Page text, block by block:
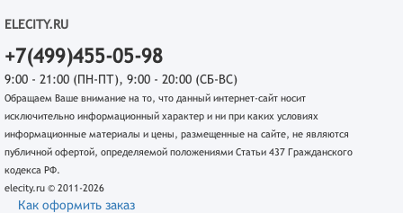
ELECITY.RU
+7(499)455-05-98
9:00 - 21:00 (ПН-ПТ), 9:00 - 20:00 (СБ-ВС)
Обращаем Ваше внимание на то, что данный интернет-сайт носит
исключительно информационный характер и ни при каких условиях
информационные материалы и цены, размещенные на сайте, не являются
публичной офертой, определяемой положениями Статьи 437 Гражданского
кодекса РФ.
elecity.ru © 2011-2026
Как оформить заказ